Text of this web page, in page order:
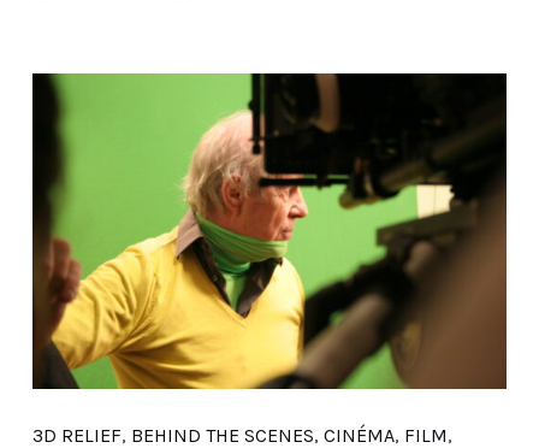
3D RELIEF, BEHIND THE SCENES, CINÉMA, FILM,